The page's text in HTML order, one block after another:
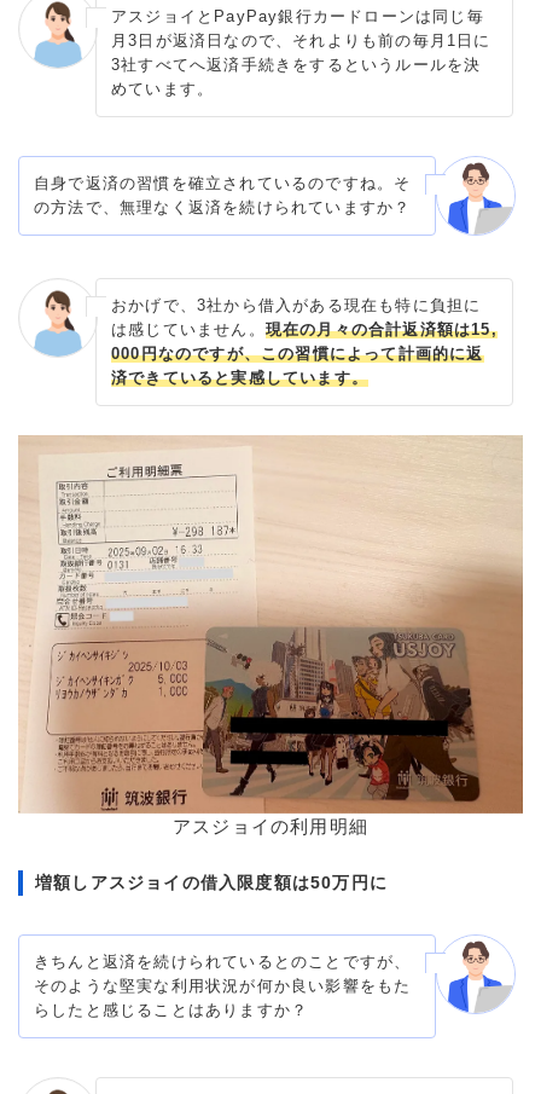
アスジョイとPayPay銀行カードローンは同じ毎
月3日が返済日なので、それよりも前の毎月1日に
3社すべてへ返済手続きをするというルールを決
めています。
自身で返済の習慣を確立されているのですね。そ
の方法で、無理なく返済を続けられていますか？
おかげで、3社から借入がある現在も特に負担に
は感じていません。 現在の月々の合計返済額は15,
000円なのですが、この習慣によって計画的に返
済できていると実感しています。
アスジョイの利用明細
増額しアスジョイの借入限度額は50万円に
きちんと返済を続けられているとのことですが、
そのような堅実な利用状況が何か良い影響をもた
らしたと感じることはありますか？